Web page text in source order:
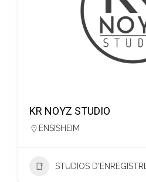
KR NOYZ STUDIO
ENSISHEIM
STUDIOS